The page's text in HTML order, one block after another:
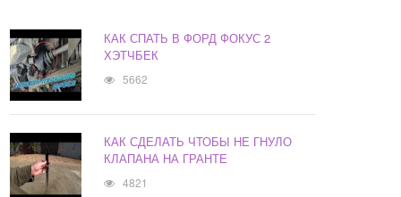
КАК СПАТЬ В ФОРД ФОКУС 2
ХЭТЧБЕК
5662
КАК СДЕЛАТЬ ЧТОБЫ НЕ ГНУЛО
КЛАПАНА НА ГРАНТЕ
4821